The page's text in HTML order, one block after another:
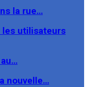
la rue…
les utilisateurs
nouvelle…